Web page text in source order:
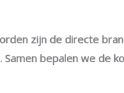
zijn de directe
Samen bepalen we de